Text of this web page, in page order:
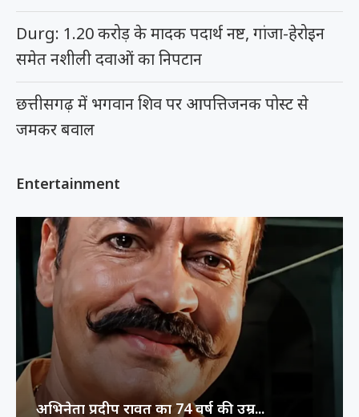
Durg: 1.20 करोड़ के मादक पदार्थ नष्ट, गांजा-हेरोइन
समेत नशीली दवाओं का निपटान
छत्तीसगढ़ में भगवान शिव पर आपत्तिजनक पोस्ट से
जमकर बवाल
Entertainment
अभिनेता प्रदीप रावत का 74 वर्ष की उम्र...